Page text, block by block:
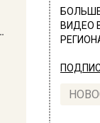
ВИДЕО